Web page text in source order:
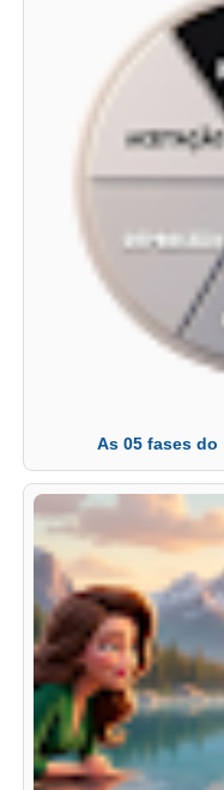
As 05 fases